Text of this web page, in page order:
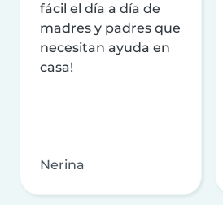
fácil el día a día de
madres y padres que
necesitan ayuda en
casa!
Nerina